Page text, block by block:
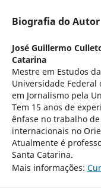
Biografia do Autor
José Guillermo
Catarina
Mestre em Estudos
Universidade Federal
em Jornalismo pela
Tem 15 anos de
ênfase no trabalho
internacionais no
Atualmente é
Santa Catarina.
Mais informações: